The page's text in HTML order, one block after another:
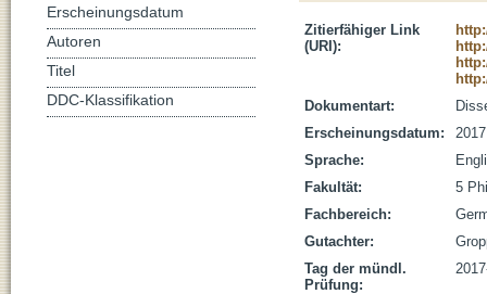
Zitierfähiger Link
(URI):
Dokumentart:
Erscheinungsdatum:
2017
Sprache:
Fakultät:
5
Fachbereich:
Gutachter:
Tag der mündl.
Prüfung:
Erscheinungsdatum
Autoren
Titel
DDC-Klassifikation